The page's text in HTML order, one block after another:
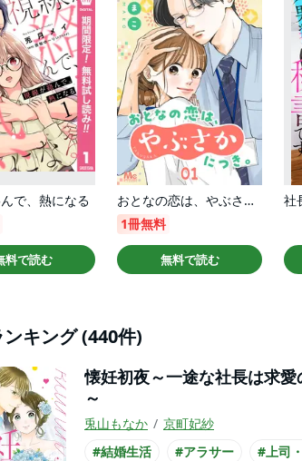
で、熱になる
料で読む
おとなの恋は、やぶさかにつき。
1冊無料
無料で読む
ンキング (440件)
懐妊初夜～一途な社長は求
～
兎山もなか
京町妃紗
#結婚生活
#アラサー
#上司